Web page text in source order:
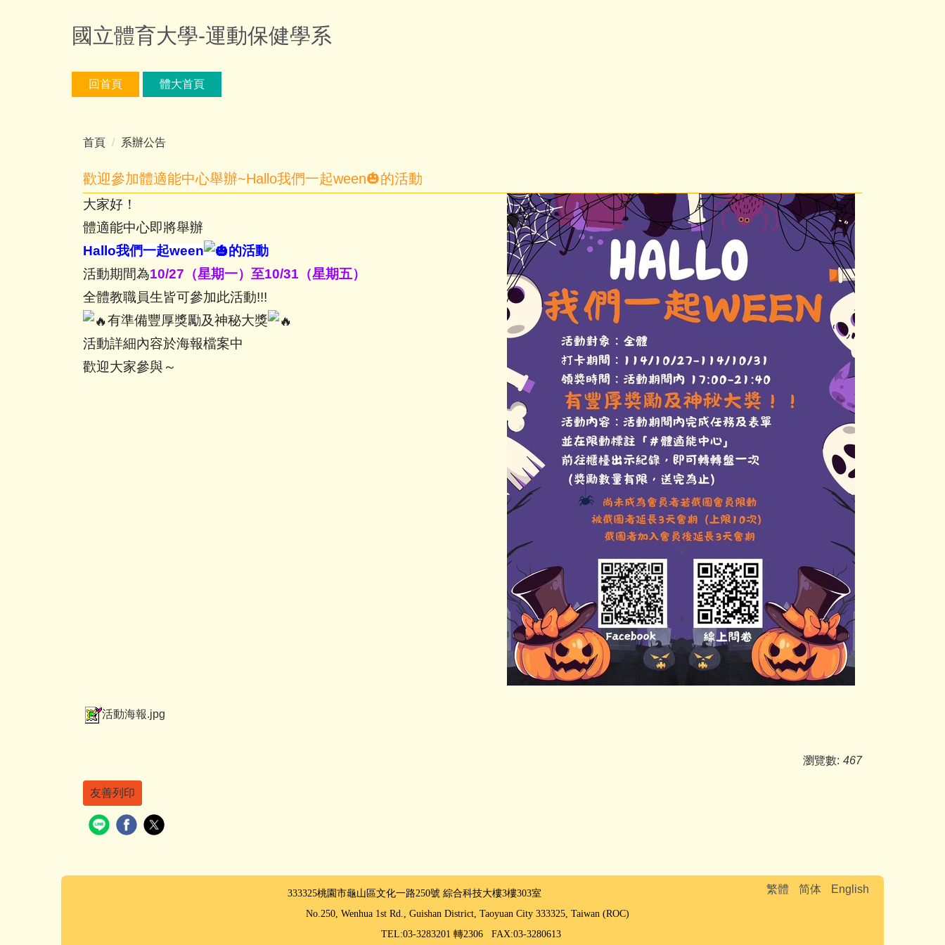
國立體育大學-運動保健學系
回首頁 體大首頁
首頁 系辦公告
歡迎參加體適能中心舉辦~Hallo我們一起ween🎃的活動
大家好！
體適能中心即將舉辦
Hallo我們一起ween
的活動
活動期間為10/27（星期一）至10/31（星期五）
全體教職員生皆可參加此活動!!!
有準備豐厚獎勵及神秘大獎
活動詳細內容於海報檔案中
歡迎大家參與～
活動海報.jpg
瀏覽數: 467
友善列印
繁體 简体 English
333325桃園市龜山區文化一路250號 綜合科技大樓3樓303室
No.250, Wenhua 1st Rd., Guishan District, Taoyuan City 333325, Taiwan (ROC)
TEL:03-3283201 轉2306 FAX:03-3280613